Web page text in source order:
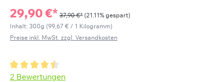
29,90 €* 37,90 €* (21.11% gespart)
Inhalt: 300g (99,67 € / 1 Kilogramm)
Preise inkl. MwSt. zzgl. Versandkosten
Durchschnittliche Bewertung von 4.5 von 5 Sternen
2 Bewertungen